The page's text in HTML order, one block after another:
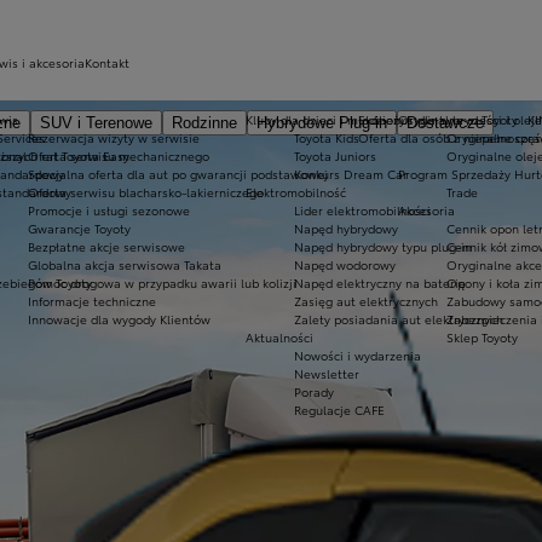
SUV i Terenowe Rodzinne Hybrydowe Plug-in
Dostawcze
Ekobonus dla hybryd Toyoty
Oferta dla osób z
Toyoty
Kluby dla dzieci i młodzieży
Toyota Kids
Toyota Juniors
Konkurs Dream Car
Elektromobilność
Lider elektromobilności
Napęd hybrydowy
Napęd hybrydowy typu plug-in
Napęd wodorowy
Napęd elektryczny na baterię
Zasięg aut elektrycznych
Zalety posiadania aut elektrycznych
Aktualności
Nowości i wydarzenia
Newsletter
Porady
Regulacje CAFE
rat Toyota Easy
i akcesoria
Rezerwacja wizyty w serwisie
Oferta serwisu mechanicznego
Specjalna oferta dla aut po gwarancji podstawowej
Oferta serwisu blacharsko-lakierniczego
Promocje i usługi sezonowe
Gwarancje Toyoty
Bezpłatne akcje serwisowe
Globalna akcja serwisowa Takata
Pomoc drogowa w przypadku awarii lub kolizji
Informacje techniczne
Innowacje dla wygody Klientów
Oryginalne części i
Oryginalne
Oryginalne oleje
Program Sprzedaży
Trade
Akcesoria
Cennik opon
Cennik kół
Oryginalne
Opony i koła
Zabudowy
Sklep Toyoty
Kontakt